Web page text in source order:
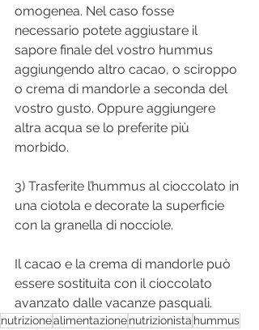
omogenea. Nel caso fosse
necessario potete aggiustare il
sapore finale del vostro hummus
aggiungendo altro cacao, o sciroppo
o crema di mandorle a seconda del
vostro gusto. Oppure aggiungere
altra acqua se lo preferite più
morbido.
3) Trasferite l’hummus al cioccolato in
una ciotola e decorate la superficie
con la granella di nocciole.
Il cacao e la crema di mandorle può
essere sostituita con il cioccolato
avanzato dalle vacanze pasquali.
nutrizionealimentazionenutrizionista hummus